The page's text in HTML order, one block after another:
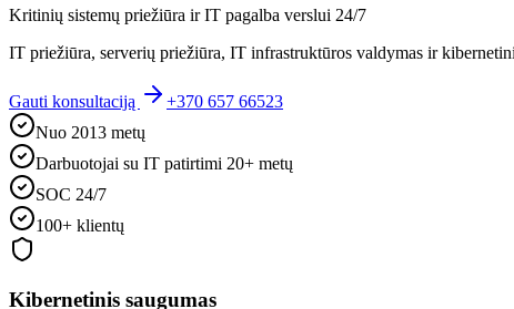
Kritinių sistemų priežiūra ir IT pagalba verslui 24/7
IT priežiūra, serverių priežiūra, IT infrastruktūros valdymas ir
Gauti konsultaciją
+370 657 66523
Nuo 2013 metų
Darbuotojai su IT patirtimi 20+ metų
SOC 24/7
100+ klientų
Kibernetinis saugumas